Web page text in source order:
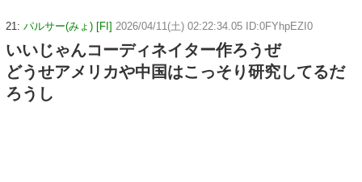
21: パルサー(みょ) [FI] 2026/04/11(土) 02:22:34.05 ID:0FYhpEZI0
いいじゃんコーディネイター作ろうぜ
どうせアメリカや中国はこっそり研究してるだ
ろうし